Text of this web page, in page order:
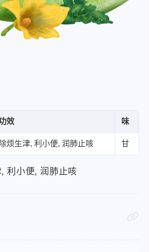
效 味
除烦生津, 利小便, 润肺止咳 甘
利小便, 润肺止咳